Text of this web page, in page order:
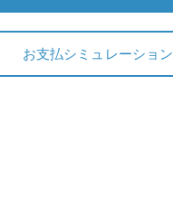
お支払シミュレーション